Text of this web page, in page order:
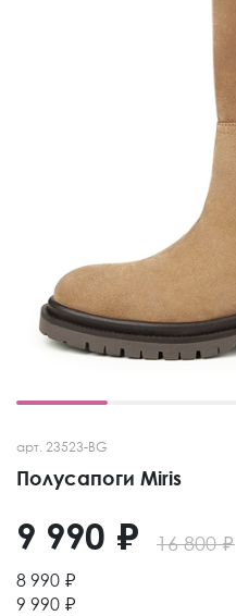
арт. 23523-BG
Полусапоги Miris
16 800 ₽
9 990 ₽
8 990 ₽
9 990 ₽